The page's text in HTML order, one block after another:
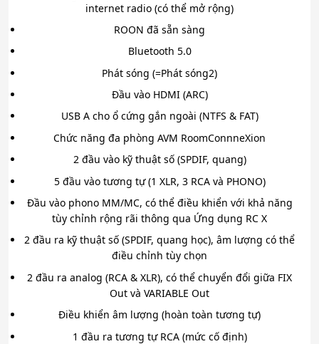
internet radio (có thể mở rộng)
ROON đã sẵn sàng
Bluetooth 5.0
Phát sóng (=Phát sóng2)
Đầu vào HDMI (ARC)
USB A cho ổ cứng gắn ngoài (NTFS & FAT)
Chức năng đa phòng AVM RoomConnneXion
2 đầu vào kỹ thuật số (SPDIF, quang)
5 đầu vào tương tự (1 XLR, 3 RCA và PHONO)
Đầu vào phono MM/MC, có thể điều khiển với khả năng
tùy chỉnh rộng rãi thông qua Ứng dụng RC X
2 đầu ra kỹ thuật số (SPDIF, quang học), âm lượng có thể
điều chỉnh tùy chọn
2 đầu ra analog (RCA & XLR), có thể chuyển đổi giữa FIX
Out và VARIABLE Out
Điều khiển âm lượng (hoàn toàn tương tự)
1 đầu ra tương tự RCA (mức cố định)